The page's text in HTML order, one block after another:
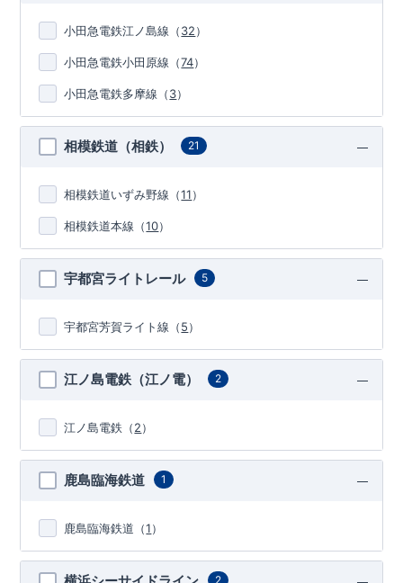
小田急電鉄江ノ島線 （32）
小田急電鉄小田原線 （74）
小田急電鉄多摩線 （3）
相模鉄道（相鉄） 21
相模鉄道いずみ野線 （11）
相模鉄道本線 （10）
宇都宮ライトレール 5
宇都宮芳賀ライト線 （5）
江ノ島電鉄（江ノ電） 2
江ノ島電鉄 （2）
鹿島臨海鉄道 1
鹿島臨海鉄道 （1）
2